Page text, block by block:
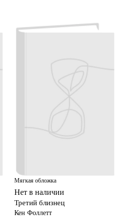
Мягкая обложка
Нет в наличии
Третий близнец
Кен Фоллетт